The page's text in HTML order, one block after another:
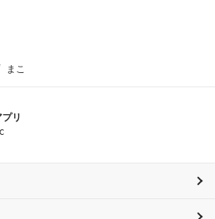
まこ
リ